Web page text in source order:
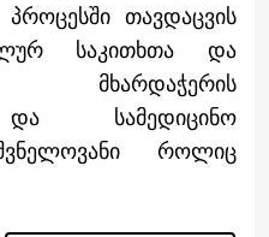
პროცესში თავდაცვის
საკითხთა და
მხარდაჭერის
და სამედიცინო
როლიც